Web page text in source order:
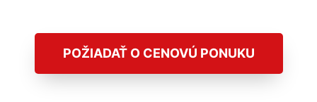
POŽIADAŤ O CENOVÚ PONUKU